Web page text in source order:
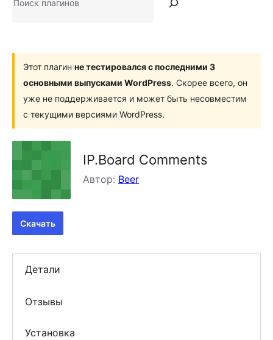
плагинов
Этот плагин не тестировался с последними 3
основными выпусками WordPress. Скорее всего, он
уже не поддерживается и может быть несовместим
с текущими версиями WordPress.
IP.Board Comments
Автор: Beer
Скачать
Детали
Отзывы
Установка